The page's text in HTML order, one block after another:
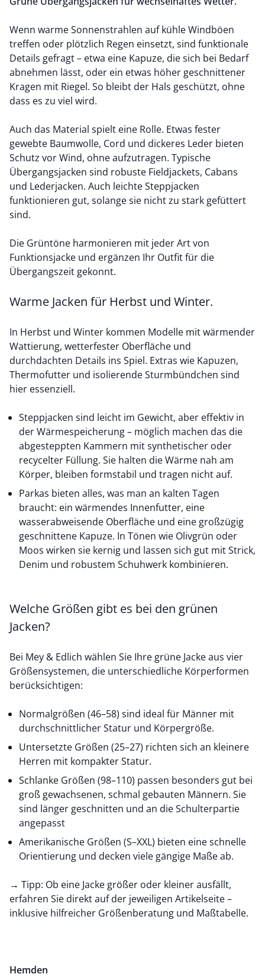
Wenn warme Sonnenstrahlen auf kühle Windböen
treffen oder plötzlich Regen einsetzt, sind funktionale
Details gefragt – etwa eine Kapuze, die sich bei Bedarf
abnehmen lässt, oder ein etwas höher geschnittener
Kragen mit Riegel. So bleibt der Hals geschützt, ohne
dass es zu viel wird.
Auch das Material spielt eine Rolle. Etwas fester
gewebte Baumwolle, Cord und dickeres Leder bieten
Schutz vor Wind, ohne aufzutragen. Typische
Übergangsjacken sind robuste Fieldjackets, Cabans
und Lederjacken. Auch leichte Steppjacken
funktionieren gut, solange sie nicht zu stark gefüttert
sind.
Die Grüntöne harmonieren mit jeder Art von
Funktionsjacke und ergänzen Ihr Outfit für die
Übergangszeit gekonnt.
Warme Jacken für Herbst und Winter.
In Herbst und Winter kommen Modelle mit wärmender
Wattierung, wetterfester Oberfläche und
durchdachten Details ins Spiel. Extras wie Kapuzen,
Thermofutter und isolierende Sturmbündchen sind
hier essenziell.
Steppjacken sind leicht im Gewicht, aber effektiv in
der Wärmespeicherung – möglich machen das die
abgesteppten Kammern mit synthetischer oder
recycelter Füllung. Sie halten die Wärme nah am
Körper, bleiben formstabil und tragen nicht auf.
Parkas bieten alles, was man an kalten Tagen
braucht: ein wärmendes Innenfutter, eine
wasserabweisende Oberfläche und eine großzügig
geschnittene Kapuze. In Tönen wie Olivgrün oder
Moos wirken sie kernig und lassen sich gut mit Strick,
Denim und robustem Schuhwerk kombinieren.
Welche Größen gibt es bei den grünen
Jacken?
Bei Mey & Edlich wählen Sie Ihre grüne Jacke aus vier
Größensystemen, die unterschiedliche Körperformen
berücksichtigen:
Normalgrößen (46–58) sind ideal für Männer mit
durchschnittlicher Statur und Körpergröße.
Untersetzte Größen (25–27) richten sich an kleinere
Herren mit kompakter Statur.
Schlanke Größen (98–110) passen besonders gut bei
groß gewachsenen, schmal gebauten Männern. Sie
sind länger geschnitten und an die Schulterpartie
angepasst
Amerikanische Größen (S–XXL) bieten eine schnelle
Orientierung und decken viele gängige Maße ab.
→ Tipp: Ob eine Jacke größer oder kleiner ausfällt,
erfahren Sie direkt auf der jeweiligen Artikelseite –
inklusive hilfreicher Größenberatung und Maßtabelle.
Hemden